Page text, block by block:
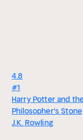
4.8
#1
Harry Potter and
Philosopher's Stone
J.K. Rowling